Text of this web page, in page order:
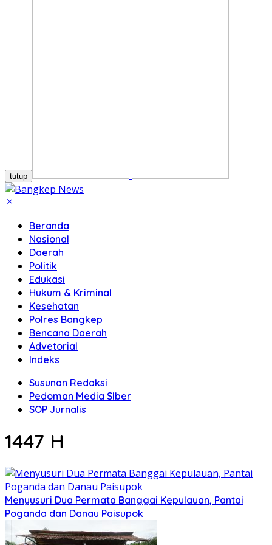
tutup
Beranda
Nasional
Daerah
Politik
Edukasi
Hukum & Kriminal
Kesehatan
Polres Bangkep
Bencana Daerah
Advetorial
Indeks
Susunan Redaksi
Pedoman Media SIber
SOP Jurnalis
1447 H
Menyusuri Dua Permata Banggai Kepulauan, Pantai
Poganda dan Danau Paisupok